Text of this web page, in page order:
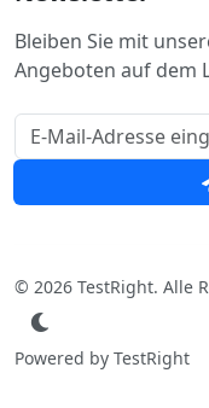
Bleiben Sie mit
Angeboten auf dem
© 2026 TestRight. Alle
Powered by TestRight